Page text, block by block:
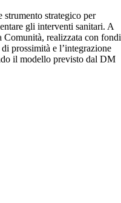
strategico per
gli interventi sanitari. A
Comunità, realizzata con fondi
prossimità e l’integrazione
il modello previsto dal DM